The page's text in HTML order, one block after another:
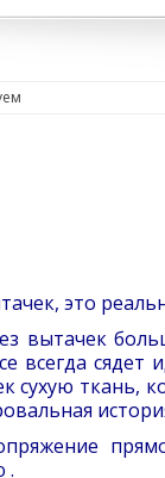
это
вытачек
всегда сядет
сухую ткань,
.